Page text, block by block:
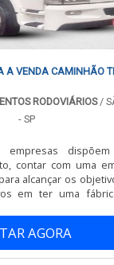
A VENDA CAMINHÃO
RODOVIÁRIOS/
- SP
empresas
contar com uma
alcançar os
em ter uma
e acabamentos
baú possui uma
vidro, e a estrutura
AGORA